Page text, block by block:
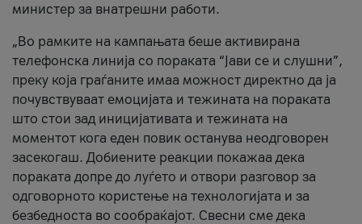
министер за внатрешни работи.
„Во рамките на кампањата беше активирана
телефонска линија со пораката “Јави се и слушни”,
преку која граѓаните имаа можност директно да ја
почувствуваат емоцијата и тежината на пораката
што стои зад иницијативата и тежината на
моментот кога еден повик останува неодговорен
засекогаш. Добиените реакции покажаа дека
пораката допре до луѓето и отвори разговор за
одговорното користење на технологијата и за
безбедноста во сообраќајот. Свесни сме дека